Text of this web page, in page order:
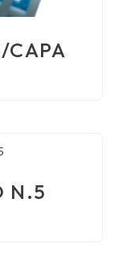
CAPA
N.5